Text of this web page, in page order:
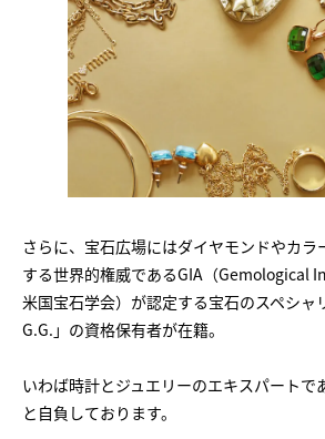
さらに、宝石広場にはダイヤモンドやカラ
する世界的権威であるGIA（Gemological
米国宝石学会）が認定する宝石のスペシャ
G.G.」の資格保有者が在籍。
いわば時計とジュエリーのエキスパートで
と自負しております。